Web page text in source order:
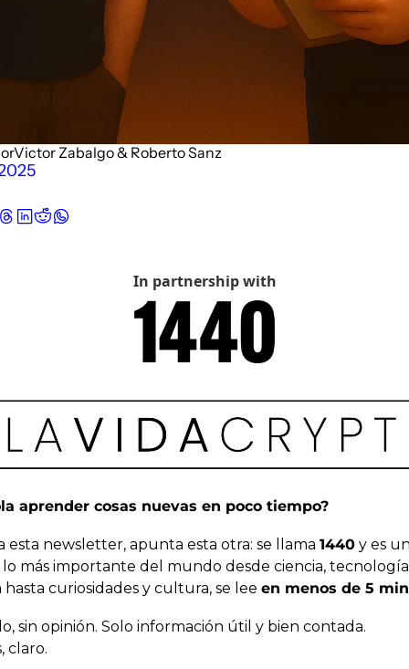
Victor Zabalgo & Roberto Sanz
In partnership with
aprender cosas nuevas en poco tiempo?
esta newsletter, apunta esta otra: se llama 1440 y es
lo más importante del mundo desde ciencia,
curiosidades y cultura, se lee en menos de 5
sin opinión. Solo información útil y bien contada.
claro.